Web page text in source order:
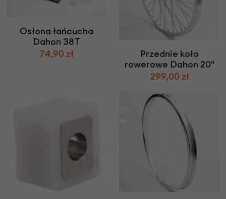
Osłona łańcucha
Dahon 38T
74,90 zł
Przednie koło
rowerowe Dahon 20"
299,00 zł